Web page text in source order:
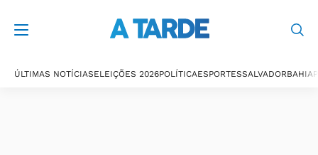
ÚLTIMAS NOTÍCIASELEIÇÕES 2026POLÍTICAESPORTESSALVADORBAHIA